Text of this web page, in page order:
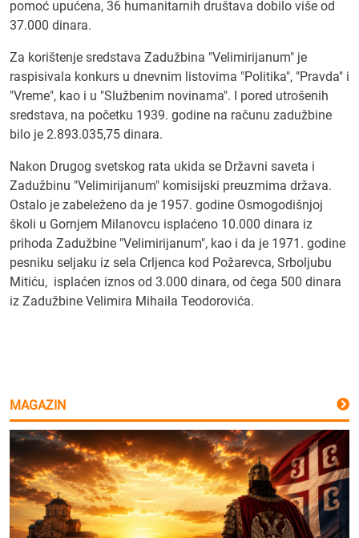
pomoć upućena, 36 humanitarnih društava dobilo više od
37.000 dinara.
Za korištenje sredstava Zadužbina "Velimirijanum" je
raspisivala konkurs u dnevnim listovima "Politika", "Pravda" i
"Vreme", kao i u "Službenim novinama". I pored utrošenih
sredstava, na početku 1939. godine na računu zadužbine
bilo je 2.893.035,75 dinara.
Nakon Drugog svetskog rata ukida se Državni saveta i
Zadužbinu "Velimirijanum" komisijski preuzmima država.
Ostalo je zabeleženo da je 1957. godine Osmogodišnjoj
školi u Gornjem Milanovcu isplaćeno 10.000 dinara iz
prihoda Zadužbine "Velimirijanum", kao i da je 1971. godine
pesniku seljaku iz sela Crljenca kod Požarevca, Srboljubu
Mitiću, isplaćen iznos od 3.000 dinara, od čega 500 dinara
iz Zadužbine Velimira Mihaila Teodorovića.
MAGAZIN